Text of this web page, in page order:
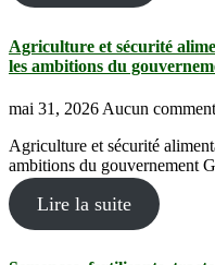
Agriculture et sécurité
les ambitions du
mai 31, 2026 Aucun
Agriculture et sécurité
ambitions du gouvernement
Lire la suite